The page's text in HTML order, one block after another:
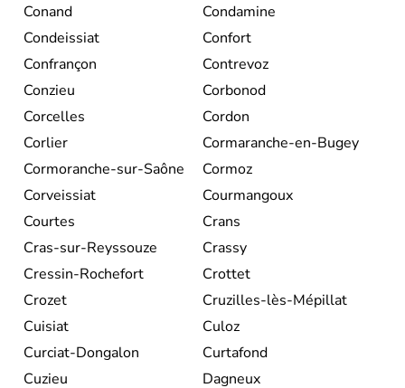
Conand
Condamine
Condeissiat
Confort
Confrançon
Contrevoz
Conzieu
Corbonod
Corcelles
Cordon
Corlier
Cormaranche-en-Bugey
Cormoranche-sur-Saône
Cormoz
Corveissiat
Courmangoux
Courtes
Crans
Cras-sur-Reyssouze
Crassy
Cressin-Rochefort
Crottet
Crozet
Cruzilles-lès-Mépillat
Cuisiat
Culoz
Curciat-Dongalon
Curtafond
Cuzieu
Dagneux